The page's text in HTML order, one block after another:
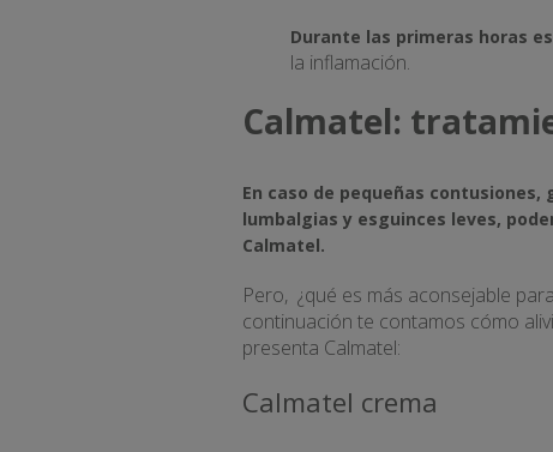
Durante las primeras horas
la inflamación.
Calmatel:
En caso de pequeñas
lumbalgias y esguinces leves,
Calmatel.
Pero, ¿qué es más aconsejable
continuación te contamos cómo
presenta Calmatel:
Calmatel crema